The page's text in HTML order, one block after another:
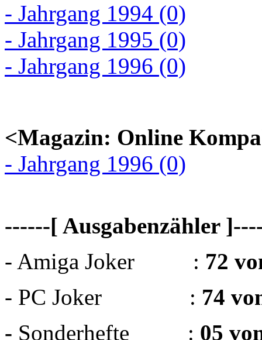
- Jahrgang 1994 (0)
- Jahrgang 1995 (0)
- Jahrgang 1996 (0)
<Magazin: Online
- Jahrgang 1996 (0)
------[ Ausgabenzähler
- Amiga Joker : 72
- PC Joker : 74
- Sonderhefte : 05